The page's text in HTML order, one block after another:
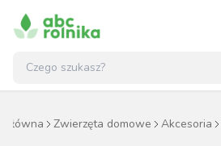
główna Zwierzęta domowe Akcesoria